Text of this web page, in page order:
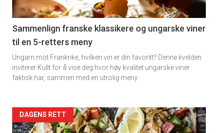
-
5
Sammenlign franske klassikere og ungarske viner
til en 5-retters meny
Ungarn mot Frankrike, hvilken vin er din favoritt? Denne kvelden
inviterer Kullt for å vise deg hvor høy kvalitet ungarske viner
faktisk har, sammen med en utrolig meny.
Forsiden
DAGENS RETT